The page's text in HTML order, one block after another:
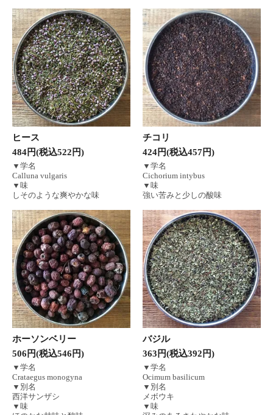
ヒース
484円(税込522円)
▼学名
Calluna vulgaris
▼味
しそのような爽やかな味
チコリ
424円(税込457円)
▼学名
Cichorium intybus
▼味
強い苦みと少しの酸味
ホーソンベリー
506円(税込546円)
▼学名
Crataegus monogyna
▼別名
西洋サンザシ
▼味
バジル
363円(税込392円)
▼学名
Ocimum basilicum
▼別名
メボウキ
▼味